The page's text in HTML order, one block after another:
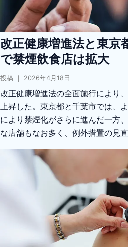
改正健康増進法と東京
で禁煙飲食店は拡大
投稿 ｜ 2026年4月18日
改正健康増進法の全面施行により
上昇した。東京都と千葉市では、
により禁煙化がさらに進んだ一方
な店舗もなお多く、例外措置の見